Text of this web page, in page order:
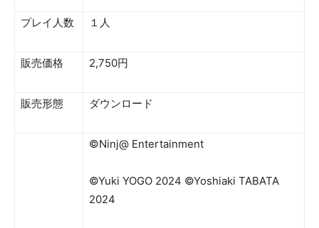
プレイ人数 １人
販売価格 2,750円
販売形態 ダウンロード
©Ninj@ Entertainment
©Yuki YOGO 2024 ©Yoshiaki TABATA
2024